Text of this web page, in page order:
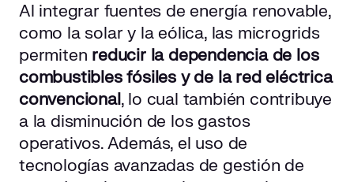
Al integrar fuentes de energía renovable,
como la solar y la eólica, las microgrids
permiten reducir la dependencia de los
combustibles fósiles y de la red eléctrica
convencional, lo cual también contribuye
a la disminución de los gastos
operativos. Además, el uso de
tecnologías avanzadas de gestión de